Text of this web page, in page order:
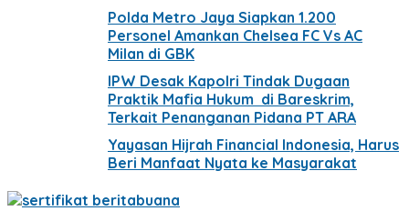
Polda Metro Jaya Siapkan 1.200
Personel Amankan Chelsea FC Vs AC
Milan di GBK
IPW Desak Kapolri Tindak Dugaan
Praktik Mafia Hukum di Bareskrim,
Terkait Penanganan Pidana PT ARA
Yayasan Hijrah Financial Indonesia, Harus
Beri Manfaat Nyata ke Masyarakat